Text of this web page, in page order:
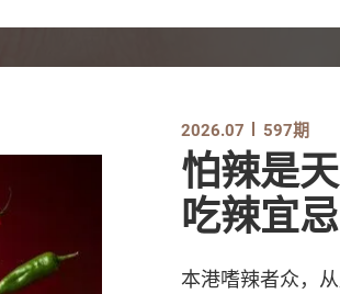
2026.07 597期
怕辣是
吃辣宜忌
本港嗜辣者众，